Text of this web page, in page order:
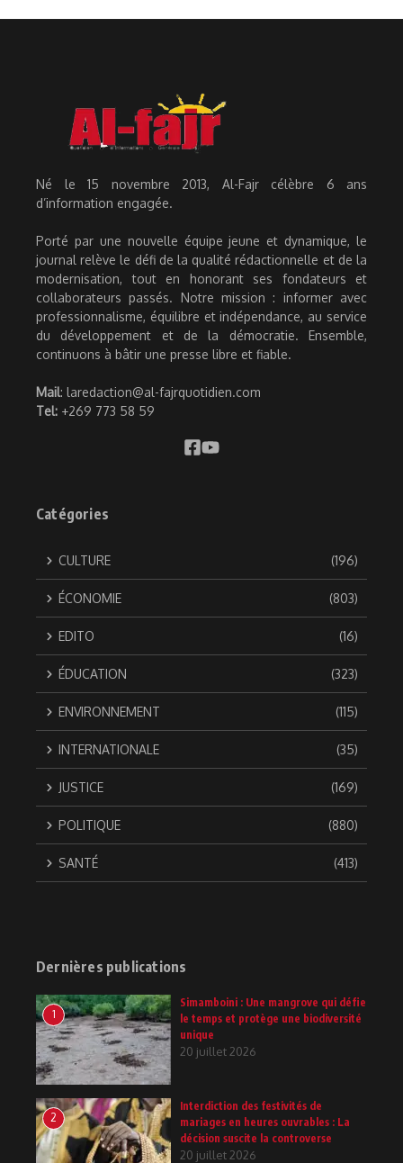
Né le 15 novembre 2013, Al-Fajr célèbre 6 ans
d’information engagée.
Porté par une nouvelle équipe jeune et dynamique, le
journal relève le défi de la qualité rédactionnelle et de la
modernisation, tout en honorant ses fondateurs et
collaborateurs passés. Notre mission : informer avec
professionnalisme, équilibre et indépendance, au service
du développement et de la démocratie. Ensemble,
continuons à bâtir une presse libre et fiable.
Mail: laredaction@al-fajrquotidien.com
Tel: +269 773 58 59
Catégories
CULTURE (196)
ÉCONOMIE (803)
EDITO (16)
ÉDUCATION (323)
ENVIRONNEMENT (115)
INTERNATIONALE (35)
JUSTICE (169)
POLITIQUE (880)
SANTÉ (413)
Dernières publications
1
Simamboini : Une mangrove qui défie
le temps et protège une biodiversité
unique
20 juillet 2026
2
Interdiction des festivités de
mariages en heures ouvrables : La
décision suscite la controverse
20 juillet 2026